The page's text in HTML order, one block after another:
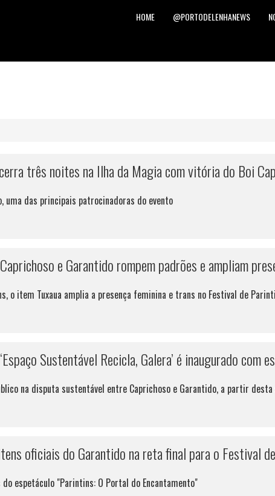
HOME @PORTODELENHANEWS
três noites na Ilha da Magia com vitória do Boi
uma das principais patrocinadoras do evento
e Garantido rompem padrões e ampliam
o item Tuxaua amplia a presença feminina e trans no Festival de
Sustentável Recicla, Galera’ é inaugurado com
na disputa sustentável entre Caprichoso e Garantido, a partir
oficiais do Garantido na reta final para o Festival
espetáculo "Parintins: O Portal do Encantamento"